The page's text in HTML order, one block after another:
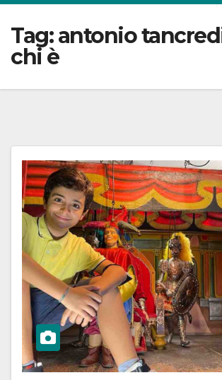
Tag:antonio
chi è